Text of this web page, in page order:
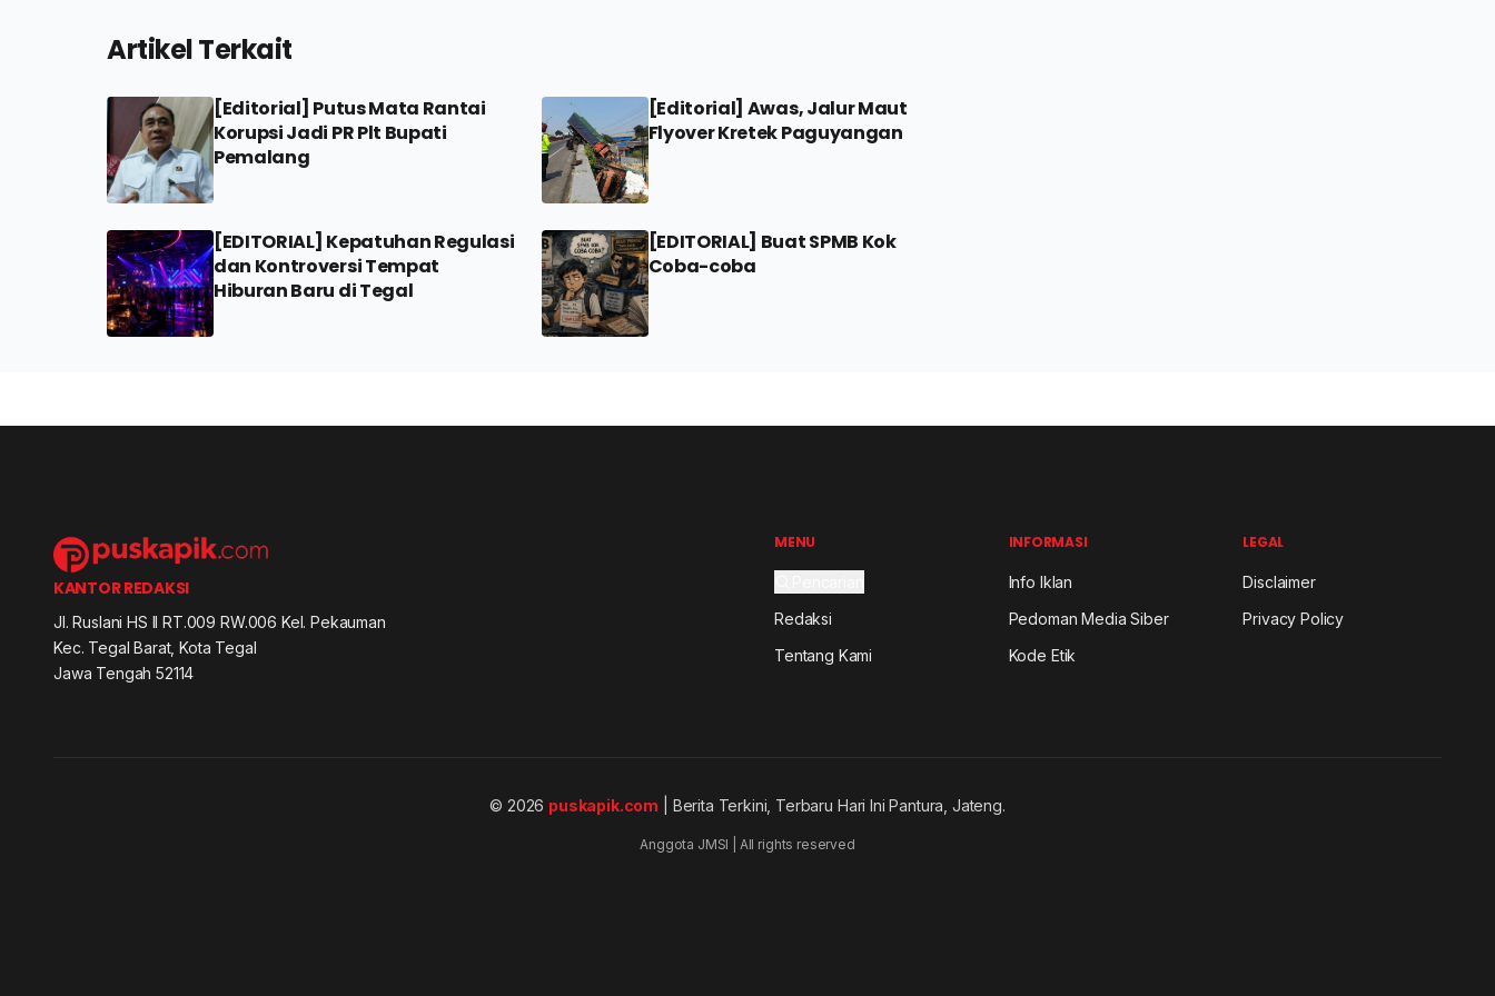
Artikel Terkait
[Editorial] Putus Mata Rantai
Korupsi Jadi PR Plt Bupati
Pemalang
[Editorial] Awas, Jalur Maut
Flyover Kretek Paguyangan
[EDITORIAL] Kepatuhan Regulasi
dan Kontroversi Tempat
Hiburan Baru di Tegal
[EDITORIAL] Buat SPMB Kok
Coba-coba
KANTOR REDAKSI
Jl. Ruslani HS II RT.009 RW.006 Kel. Pekauman
Kec. Tegal Barat, Kota Tegal
Jawa Tengah 52114
MENU
Redaksi
Tentang Kami
INFORMASI
Info Iklan
Pedoman Media Siber
Kode Etik
LEGAL
Disclaimer
Privacy Policy
© 2026 puskapik.com | Berita Terkini, Terbaru Hari Ini Pantura, Jateng.
Anggota JMSI | All rights reserved